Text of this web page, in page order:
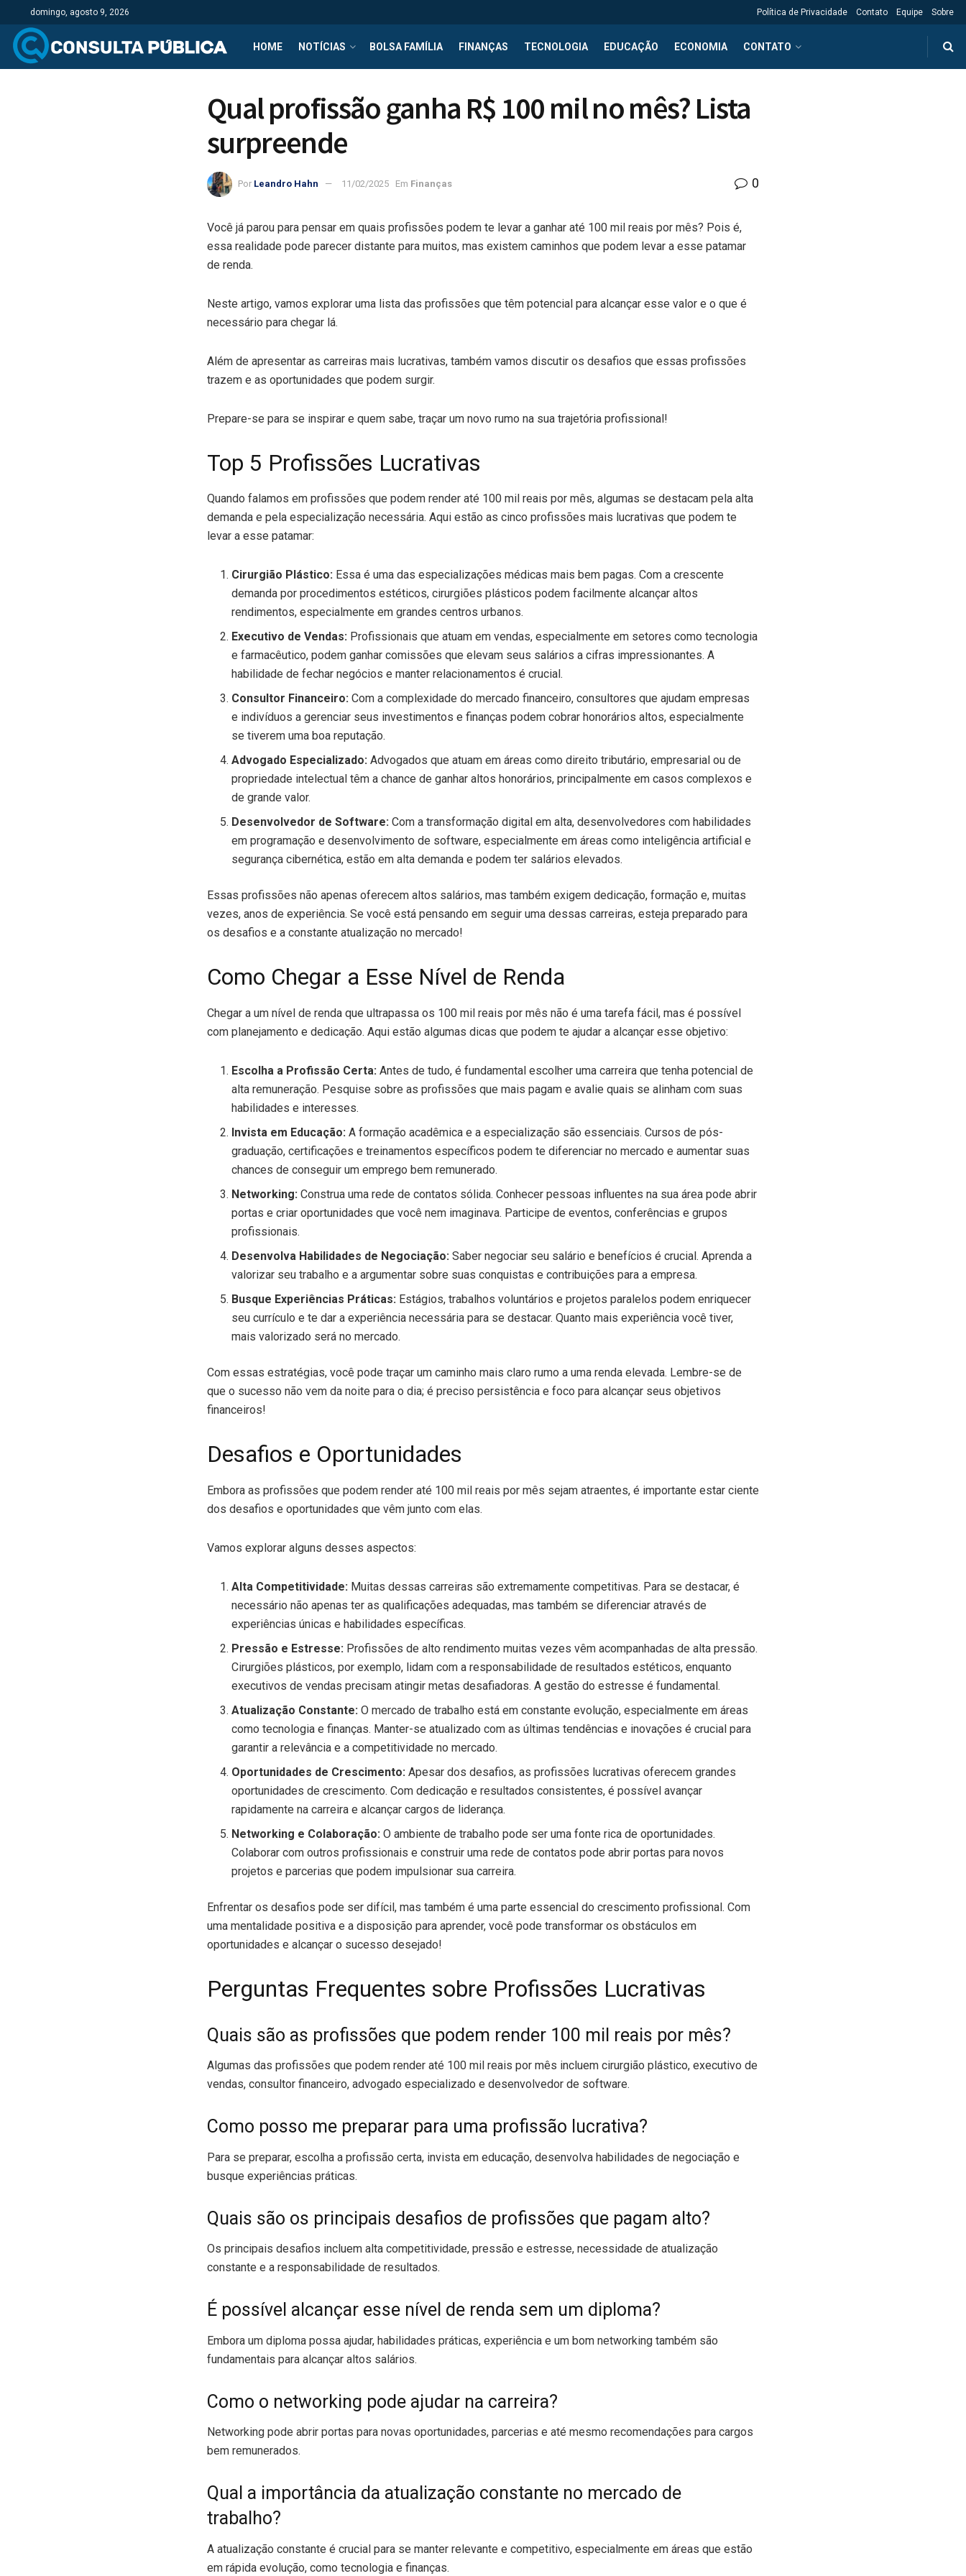
domingo, agosto 9, 2026 Política de Privacidade Contato Equipe Sobre
HOME NOTÍCIAS BOLSA FAMÍLIA FINANÇAS TECNOLOGIA EDUCAÇÃO ECONOMIA CONTATO
Qual profissão ganha R$ 100 mil no mês? Lista
surpreende
Por Leandro Hahn 11/02/2025 Em Finanças 0
Você já parou para pensar em quais profissões podem te levar a ganhar até 100 mil reais por mês? Pois é,
essa realidade pode parecer distante para muitos, mas existem caminhos que podem levar a esse patamar
de renda.
Neste artigo, vamos explorar uma lista das profissões que têm potencial para alcançar esse valor e o que é
necessário para chegar lá.
Além de apresentar as carreiras mais lucrativas, também vamos discutir os desafios que essas profissões
trazem e as oportunidades que podem surgir.
Prepare-se para se inspirar e quem sabe, traçar um novo rumo na sua trajetória profissional!
Top 5 Profissões Lucrativas
Quando falamos em profissões que podem render até 100 mil reais por mês, algumas se destacam pela alta
demanda e pela especialização necessária. Aqui estão as cinco profissões mais lucrativas que podem te
levar a esse patamar:
Cirurgião Plástico: Essa é uma das especializações médicas mais bem pagas. Com a crescente
demanda por procedimentos estéticos, cirurgiões plásticos podem facilmente alcançar altos
rendimentos, especialmente em grandes centros urbanos.
Executivo de Vendas: Profissionais que atuam em vendas, especialmente em setores como tecnologia
e farmacêutico, podem ganhar comissões que elevam seus salários a cifras impressionantes. A
habilidade de fechar negócios e manter relacionamentos é crucial.
Consultor Financeiro: Com a complexidade do mercado financeiro, consultores que ajudam empresas
e indivíduos a gerenciar seus investimentos e finanças podem cobrar honorários altos, especialmente
se tiverem uma boa reputação.
Advogado Especializado: Advogados que atuam em áreas como direito tributário, empresarial ou de
propriedade intelectual têm a chance de ganhar altos honorários, principalmente em casos complexos e
de grande valor.
Desenvolvedor de Software: Com a transformação digital em alta, desenvolvedores com habilidades
em programação e desenvolvimento de software, especialmente em áreas como inteligência artificial e
segurança cibernética, estão em alta demanda e podem ter salários elevados.
Essas profissões não apenas oferecem altos salários, mas também exigem dedicação, formação e, muitas
vezes, anos de experiência. Se você está pensando em seguir uma dessas carreiras, esteja preparado para
os desafios e a constante atualização no mercado!
Como Chegar a Esse Nível de Renda
Chegar a um nível de renda que ultrapassa os 100 mil reais por mês não é uma tarefa fácil, mas é possível
com planejamento e dedicação. Aqui estão algumas dicas que podem te ajudar a alcançar esse objetivo:
Escolha a Profissão Certa: Antes de tudo, é fundamental escolher uma carreira que tenha potencial de
alta remuneração. Pesquise sobre as profissões que mais pagam e avalie quais se alinham com suas
habilidades e interesses.
Invista em Educação: A formação acadêmica e a especialização são essenciais. Cursos de pós-
graduação, certificações e treinamentos específicos podem te diferenciar no mercado e aumentar suas
chances de conseguir um emprego bem remunerado.
Networking: Construa uma rede de contatos sólida. Conhecer pessoas influentes na sua área pode abrir
portas e criar oportunidades que você nem imaginava. Participe de eventos, conferências e grupos
profissionais.
Desenvolva Habilidades de Negociação: Saber negociar seu salário e benefícios é crucial. Aprenda a
valorizar seu trabalho e a argumentar sobre suas conquistas e contribuições para a empresa.
Busque Experiências Práticas: Estágios, trabalhos voluntários e projetos paralelos podem enriquecer
seu currículo e te dar a experiência necessária para se destacar. Quanto mais experiência você tiver,
mais valorizado será no mercado.
Com essas estratégias, você pode traçar um caminho mais claro rumo a uma renda elevada. Lembre-se de
que o sucesso não vem da noite para o dia; é preciso persistência e foco para alcançar seus objetivos
financeiros!
Desafios e Oportunidades
Embora as profissões que podem render até 100 mil reais por mês sejam atraentes, é importante estar ciente
dos desafios e oportunidades que vêm junto com elas.
Vamos explorar alguns desses aspectos:
Alta Competitividade: Muitas dessas carreiras são extremamente competitivas. Para se destacar, é
necessário não apenas ter as qualificações adequadas, mas também se diferenciar através de
experiências únicas e habilidades específicas.
Pressão e Estresse: Profissões de alto rendimento muitas vezes vêm acompanhadas de alta pressão.
Cirurgiões plásticos, por exemplo, lidam com a responsabilidade de resultados estéticos, enquanto
executivos de vendas precisam atingir metas desafiadoras. A gestão do estresse é fundamental.
Atualização Constante: O mercado de trabalho está em constante evolução, especialmente em áreas
como tecnologia e finanças. Manter-se atualizado com as últimas tendências e inovações é crucial para
garantir a relevância e a competitividade no mercado.
Oportunidades de Crescimento: Apesar dos desafios, as profissões lucrativas oferecem grandes
oportunidades de crescimento. Com dedicação e resultados consistentes, é possível avançar
rapidamente na carreira e alcançar cargos de liderança.
Networking e Colaboração: O ambiente de trabalho pode ser uma fonte rica de oportunidades.
Colaborar com outros profissionais e construir uma rede de contatos pode abrir portas para novos
projetos e parcerias que podem impulsionar sua carreira.
Enfrentar os desafios pode ser difícil, mas também é uma parte essencial do crescimento profissional. Com
uma mentalidade positiva e a disposição para aprender, você pode transformar os obstáculos em
oportunidades e alcançar o sucesso desejado!
Perguntas Frequentes sobre Profissões Lucrativas
Quais são as profissões que podem render 100 mil reais por mês?
Algumas das profissões que podem render até 100 mil reais por mês incluem cirurgião plástico, executivo de
vendas, consultor financeiro, advogado especializado e desenvolvedor de software.
Como posso me preparar para uma profissão lucrativa?
Para se preparar, escolha a profissão certa, invista em educação, desenvolva habilidades de negociação e
busque experiências práticas.
Quais são os principais desafios de profissões que pagam alto?
Os principais desafios incluem alta competitividade, pressão e estresse, necessidade de atualização
constante e a responsabilidade de resultados.
É possível alcançar esse nível de renda sem um diploma?
Embora um diploma possa ajudar, habilidades práticas, experiência e um bom networking também são
fundamentais para alcançar altos salários.
Como o networking pode ajudar na carreira?
Networking pode abrir portas para novas oportunidades, parcerias e até mesmo recomendações para cargos
bem remunerados.
Qual a importância da atualização constante no mercado de
trabalho?
A atualização constante é crucial para se manter relevante e competitivo, especialmente em áreas que estão
em rápida evolução, como tecnologia e finanças.